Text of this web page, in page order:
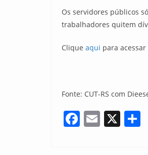
Os servidores públicos
trabalhadores quitem
Clique aqui para
Fonte: CUT-RS com
F E X